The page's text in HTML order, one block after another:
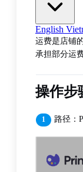
English
运费是店铺
承担部分运
操作步
路径：